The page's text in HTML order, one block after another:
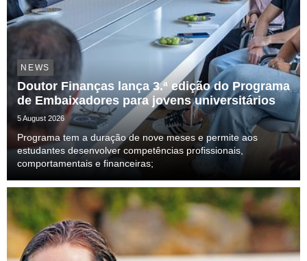
NEWS
Doutor Finanças lança 3.ª edição do Programa
de Embaixadores para jovens universitários
5 August 2026
Programa tem a duração de nove meses e permite aos
estudantes desenvolver competências profissionais,
comportamentais e financeiras;